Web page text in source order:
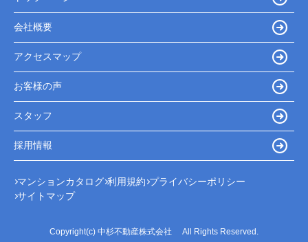
会社概要
アクセスマップ
お客様の声
スタッフ
採用情報
マンションカタログ 利用規約 プライバシーポリシー
サイトマップ
Copyright(c) 中杉不動産株式会社 All Rights Reserved.